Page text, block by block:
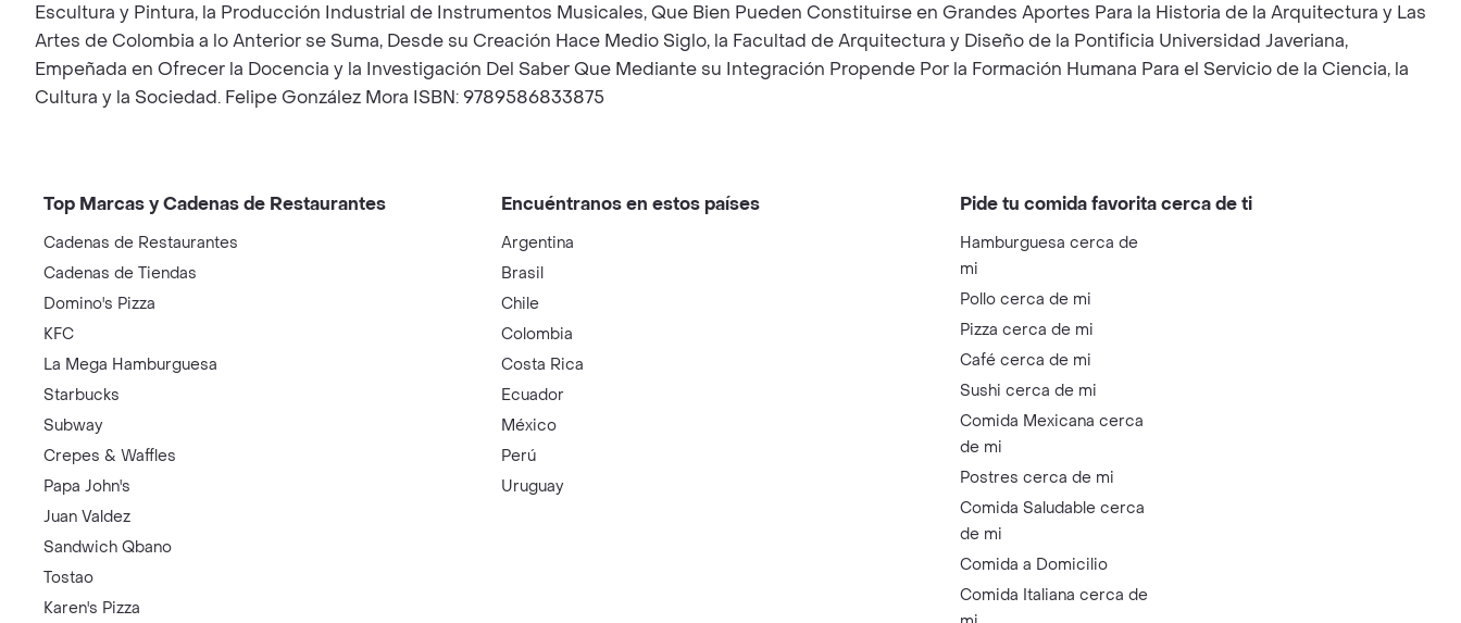
Escultura y Pintura, la Producción Industrial de Instrumentos Musicales, Que Bien Pueden Constituirse en Grandes Aportes Para la Historia de la Arquitectura y Las
Artes de Colombia a lo Anterior se Suma, Desde su Creación Hace Medio Siglo, la Facultad de Arquitectura y Diseño de la Pontificia Universidad Javeriana,
Empeñada en Ofrecer la Docencia y la Investigación Del Saber Que Mediante su Integración Propende Por la Formación Humana Para el Servicio de la Ciencia, la
Cultura y la Sociedad. Felipe González Mora ISBN: 9789586833875
Top Marcas y Cadenas de Restaurantes
Cadenas de Restaurantes
Cadenas de Tiendas
Domino's Pizza
KFC
La Mega Hamburguesa
Starbucks
Subway
Crepes & Waffles
Papa John's
Juan Valdez
Sandwich Qbano
Tostao
Karen's Pizza
Encuéntranos en estos países
Argentina
Brasil
Chile
Colombia
Costa Rica
Ecuador
México
Perú
Uruguay
Pide tu comida favorita cerca de ti
Hamburguesa cerca de
mi
Pollo cerca de mi
Pizza cerca de mi
Café cerca de mi
Sushi cerca de mi
Comida Mexicana cerca
de mi
Postres cerca de mi
Comida Saludable cerca
de mi
Comida a Domicilio
Comida Italiana cerca de